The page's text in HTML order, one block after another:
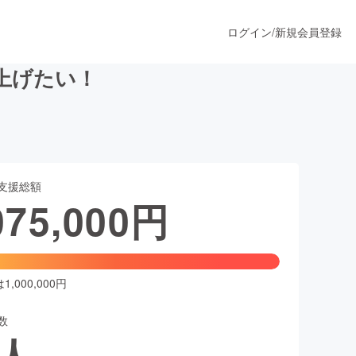
ファッション
ログイン/新規会員登録
たい！
援総額
円
1,000,000円